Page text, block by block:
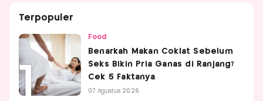
Terpopuler
Food
Benarkah Makan Coklat Sebelum
Seks Bikin Pria Ganas di Ranjang?
Cek 5 Faktanya
07 Agustus 2026